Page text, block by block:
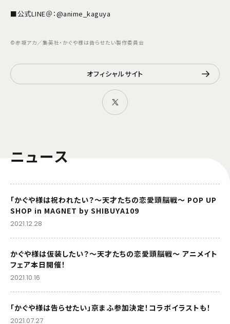
■公式LINE＠：@anime_kaguya
©赤坂アカ／集英社・かぐや様は告らせたい製作委員会
オフィシャルサイト
ニュース
「かぐや様は祝われたい？～天才たちの恋愛頭脳戦～ POP UP
SHOP in MAGNET by SHIBUYA109
2021.12.28
かぐや様は仮装したい？～天才たちの恋愛頭脳戦～ アニメイト
フェア本日開催！
2021.10.16
「かぐや様は告らせたい」京まふ参加決定！コラボイラストも！
2021.07.27